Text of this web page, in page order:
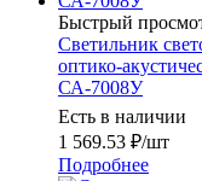
Быстрый
Светильник
оптико-
СА-7008У
Есть в наличии
1 569.53 ₽/шт
Подробнее